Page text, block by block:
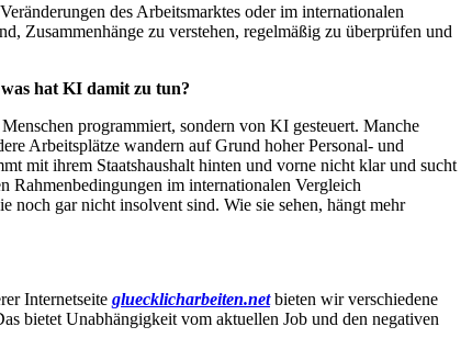
des Arbeitsmarktes oder im internationalen
Zusammenhänge zu verstehen, regelmäßig zu überprüfen und
hat KI damit zu tun?
programmiert, sondern von KI gesteuert. Manche
Arbeitsplätze wandern auf Grund hoher Personal- und
mit ihrem Staatshaushalt hinten und vorne nicht klar und sucht
Rahmenbedingungen im internationalen Vergleich
noch gar nicht insolvent sind. Wie sie sehen, hängt mehr
Internetseite gluecklicharbeiten.netbieten wir verschiedene
bietet Unabhängigkeit vom aktuellen Job und den negativen